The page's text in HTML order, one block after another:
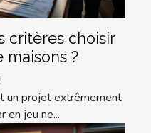
critères choisir
?
un projet extrêmement
en jeu ne...